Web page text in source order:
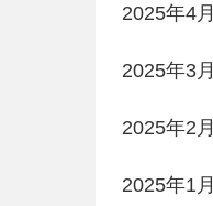
2025年4月
2025年3月
2025年2月
2025年1月